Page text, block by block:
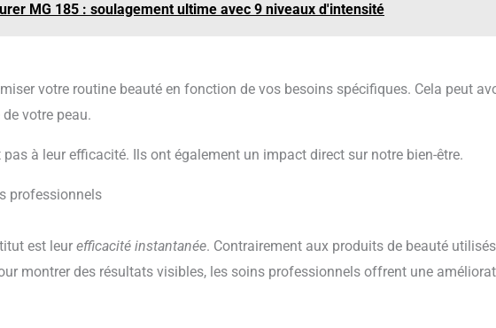
MG 185 : soulagement ultime avec 9 niveaux d'intensité
votre routine beauté en fonction de vos besoins spécifiques. Cela peut
votre peau.
à leur efficacité. Ils ont également un impact direct sur notre bien-être.
professionnels
est leur efficacité instantanée. Contrairement aux produits de beauté
montrer des résultats visibles, les soins professionnels offrent une